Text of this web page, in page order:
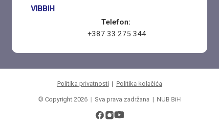
VIBBIH
Telefon:
+387 33 275 344
Politika privatnosti | Politika kolačića
© Copyright 2026 | Sva prava zadržana | NUB BiH